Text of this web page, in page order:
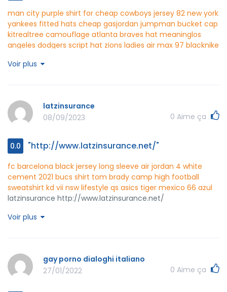
man city purple shirt for cheap cowboys jersey 82 new york
yankees fitted hats cheap gasjordan jumpman bucket cap
kitrealtree camouflage atlanta braves hat meaninglos
angeles dodgers script hat zions ladies air max 97 blacknike
cheapadidas nmd black gray for cheap
Voir plus
latzinsurance
08/09/2023
0 Aime ça
0.0 "http://www.latzinsurance.net/"
fc barcelona black jersey long sleeve air jordan 4 white
cement 2021 bucs shirt tom brady camp high football
sweatshirt kd vii nsw lifestyle qs asics tiger mexico 66 azul
latzinsurance http://www.latzinsurance.net/
Voir plus
gay porno dialoghi italiano
27/01/2022
0 Aime ça